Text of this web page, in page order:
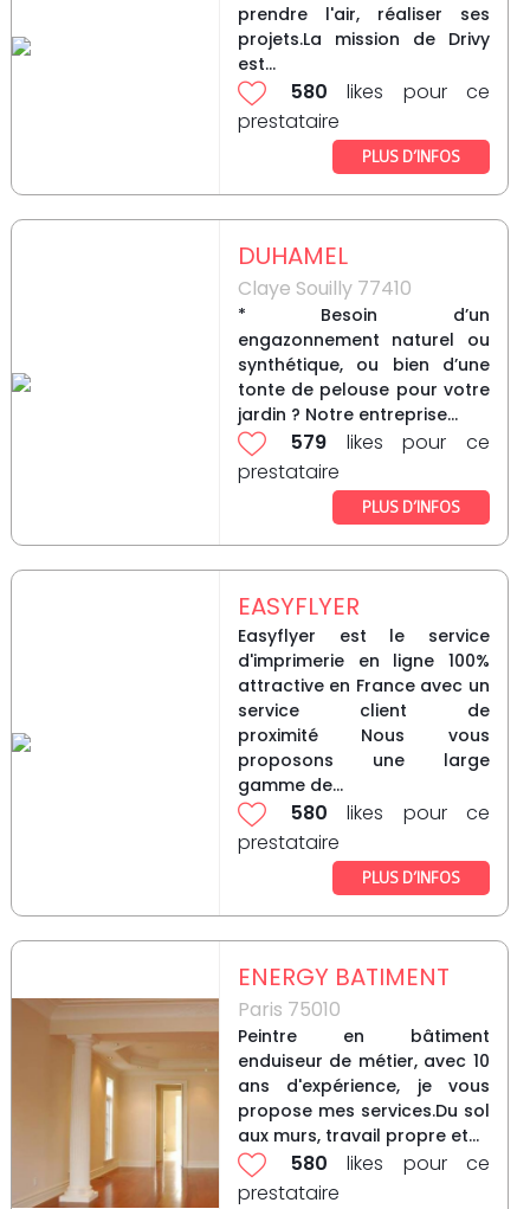
prendre l'air, réaliser ses
projets.La mission de Drivy
est...
580 likes pour ce
prestataire
PLUS D’INFOS
DUHAMEL
Claye Souilly 77410
* Besoin d’un
engazonnement naturel ou
synthétique, ou bien d’une
tonte de pelouse pour votre
jardin ? Notre entreprise...
579 likes pour ce
prestataire
PLUS D’INFOS
EASYFLYER
Easyflyer est le service
d'imprimerie en ligne 100%
attractive en France avec un
service client de
proximité Nous vous
proposons une large
gamme de...
580 likes pour ce
prestataire
PLUS D’INFOS
ENERGY BATIMENT
Paris 75010
Peintre en bâtiment
enduiseur de métier, avec 10
ans d'expérience, je vous
propose mes services.Du sol
aux murs, travail propre et...
580 likes pour ce
prestataire